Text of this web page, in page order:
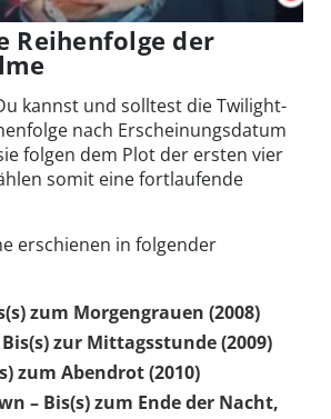
Reihenfolge der
kannst und solltest die Twilight-
nach Erscheinungsdatum
folgen dem Plot der ersten vier
somit eine fortlaufende
erschienen in folgender
zum Morgengrauen (2008)
zur Mittagsstunde (2009)
zum Abendrot (2010)
– Bis(s) zum Ende der Nacht,